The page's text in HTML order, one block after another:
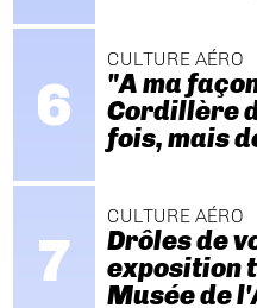
CULTURE AÉRO
"A ma
Cordillère
fois, mais
CULTURE AÉRO
Drôles de
exposition
Musée de